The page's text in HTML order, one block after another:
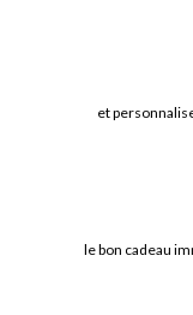
et
le bon cadeau